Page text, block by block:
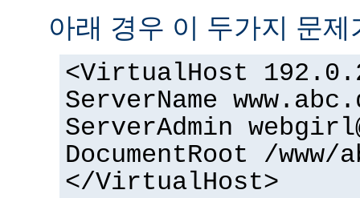
아래 경우 이 두가지 문제
<VirtualHost
ServerName
ServerAdmin
DocumentRoot /www/
</VirtualHost>